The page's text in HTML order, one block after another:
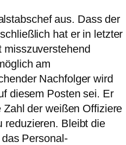
aus. Dass der
hat er in letzter
misszuverstehend
am
Nachfolger wird
diesem Posten sei. Er
der weißen Offiziere
reduzieren. Bleibt die
Personal-